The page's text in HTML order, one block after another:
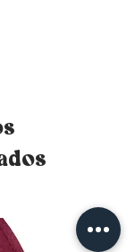
New